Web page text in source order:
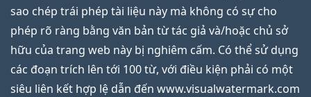
sao chép trái phép tài liệu này mà không có sự cho
phép rõ ràng bằng văn bản từ tác giả và/hoặc chủ sở
hữu của trang web này bị nghiêm cấm. Có thể sử dụng
các đoạn trích lên tới 100 từ, với điều kiện phải có một
siêu liên kết hợp lệ dẫn đến www.visualwatermark.com